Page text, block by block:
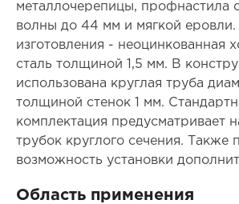
металлочерепицы, профнастила
волны до 44 мм и мягкой еровли.
изготовления - неоцинкованная
сталь толщиной 1,5 мм. В
использована круглая труба
толщиной стенок 1 мм.
комплектация предусматривает
трубок круглого сечения. Также
возможность установки
Область применения